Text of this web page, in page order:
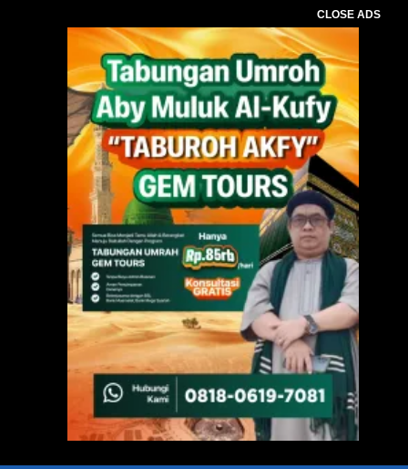
CLOSE ADS